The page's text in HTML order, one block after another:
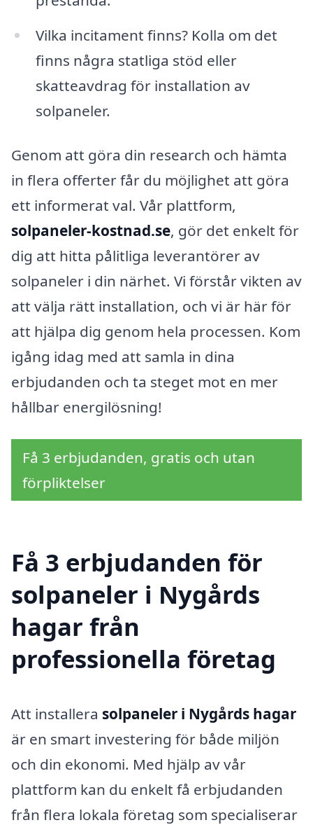
Vilka incitament finns? Kolla om det
finns några statliga stöd eller
skatteavdrag för installation av
solpaneler.
Genom att göra din research och hämta
in flera offerter får du möjlighet att göra
ett informerat val. Vår plattform,
solpaneler-kostnad.se, gör det enkelt för
dig att hitta pålitliga leverantörer av
solpaneler i din närhet. Vi förstår vikten av
att välja rätt installation, och vi är här för
att hjälpa dig genom hela processen. Kom
igång idag med att samla in dina
erbjudanden och ta steget mot en mer
hållbar energilösning!
Få 3 erbjudanden, gratis och utan
förpliktelser
Få 3 erbjudanden för
solpaneler i Nygårds
hagar från
professionella företag
Att installera solpaneler i Nygårds hagar
är en smart investering för både miljön
och din ekonomi. Med hjälp av vår
plattform kan du enkelt få erbjudanden
från flera lokala företag som specialiserar